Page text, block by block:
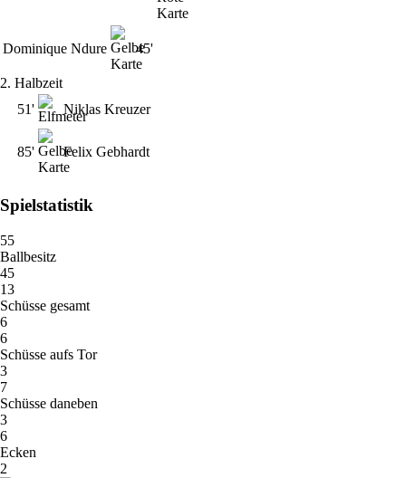
Dominique Ndure 45'
2. Halbzeit
51'
Niklas Kreuzer
85' Felix Gebhardt
Spielstatistik
55
Ballbesitz
45
13
Schüsse gesamt
6
6
Schüsse aufs Tor
3
7
Schüsse daneben
3
6
Ecken
2